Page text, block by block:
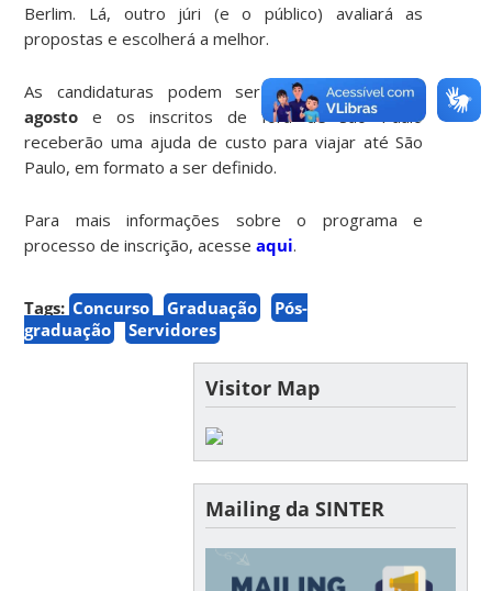
Berlim. Lá, outro júri (e o público) avaliará as
propostas e escolherá a melhor.
As candidaturas podem ser feitas até 1º de
agostoe os inscritos de fora de São Paulo
receberão uma ajuda de custo para viajar até São
Paulo, em formato a ser definido.
Para mais informações sobre o programa e
processo de inscrição, acesseaqui.
Tags: Concurso Graduação
Pós-
graduação
Servidores
Visitor Map
Mailing da SINTER